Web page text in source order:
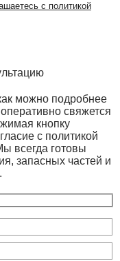
с политикой
можно подробнее
свяжется
кнопку
с политикой
всегда готовы
запасных частей и